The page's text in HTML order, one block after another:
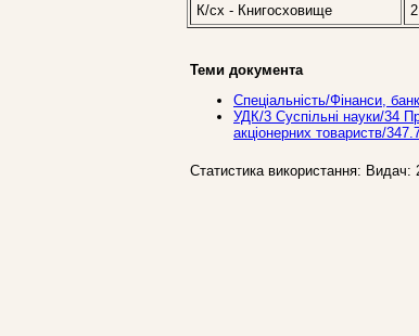
К/сх - Книгосховище
2
Теми документа
Спеціальність/Фінанси,
УДК/3 Суспiльнi науки/34
акціонерних товариств/
Статистика використання: Видач: